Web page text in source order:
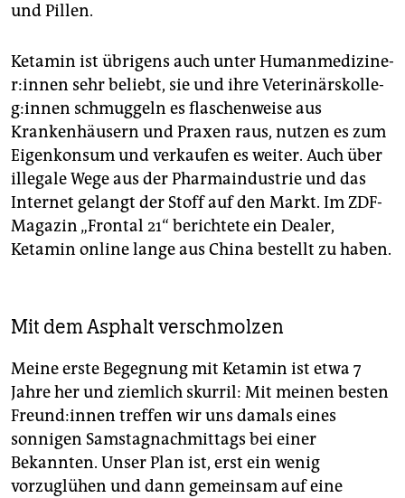
und Pillen.
Ketamin ist übrigens auch unter Hu­man­me­di­zi­ne­
r:in­nen sehr beliebt, sie und ihre Ve­te­ri­närs­kol­le­
g:in­nen schmuggeln es flaschenweise aus
Krankenhäusern und Praxen raus, nutzen es zum
Eigenkonsum und verkaufen es weiter. Auch über
illegale Wege aus der Pharmaindustrie und das
Internet gelangt der Stoff auf den Markt. Im ZDF-
Magazin „Frontal 21“ berichtete ein Dealer,
Ketamin online lange aus China bestellt zu haben.
Mit dem Asphalt verschmolzen
Meine erste Begegnung mit Ketamin ist etwa 7
Jahre her und ziemlich skurril: Mit meinen besten
Freun­d:in­nen treffen wir uns damals eines
sonnigen Samstagnachmittags bei einer
Bekannten. Unser Plan ist, erst ein wenig
vorzuglühen und dann gemeinsam auf eine